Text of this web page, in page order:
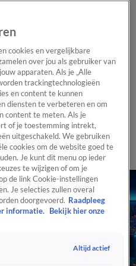
Het beste van Hart
Tip de
Tip de redactiePanelVideo's
cookies en vergelijkbare
over jou als gebruiker van
apparaten. Als je „Alle
trackingtechnologieën
en content te kunnen
diensten te verbeteren en om
content te meten. Als je
of je toestemming intrekt,
uitgeschakeld. We gebruiken
cookies om de website goed te
Je kunt dit menu op ieder
te wijzigen of om je
de link Cookie-instellingen
Je selecties zullen overal
doorgevoerd. Raadpleeg
informatie.
Bekijk hier onze
Altijd actief